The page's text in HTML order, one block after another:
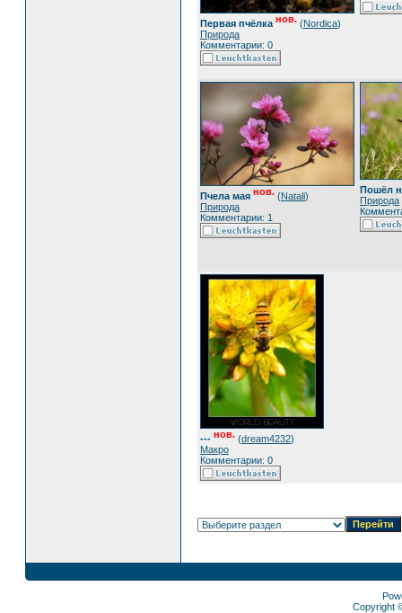
Первая пчёлка нов. (Nordica)
Природа
Комментарии: 0
Пчела мая нов. (Natali)
Природа
Комментарии: 1
Пошёл
Природа
--- нов. (dream4232)
Макро
Комментарии: 0
Copyright